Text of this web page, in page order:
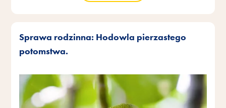
Sprawa rodzinna: Hodowla pierzastego
potomstwa.